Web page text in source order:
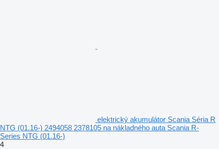
elektrický akumulátor Scania Séria R
NTG (01.16-) 2494058 2378105 na nákladného auta Scania R-
Series NTG (01.16-)
4